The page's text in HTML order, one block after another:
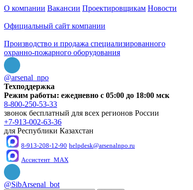
О компании Вакансии Проектировщикам Новости
Официальный сайт компании
Производство и продажа специализированного
охранно-пожарного оборудования
@arsenal_npo
Техподдержка
Режим работы: ежедневно с 05:00 до 18:00 мск
8-800-250-53-33
звонок бесплатный для всех регионов России
+7-913-002-63-36
для Республики Казахстан
8-913-208-12-90 helpdesk@arsenalnpo.ru
Ассистент_MAX
@SibArsenal_bot